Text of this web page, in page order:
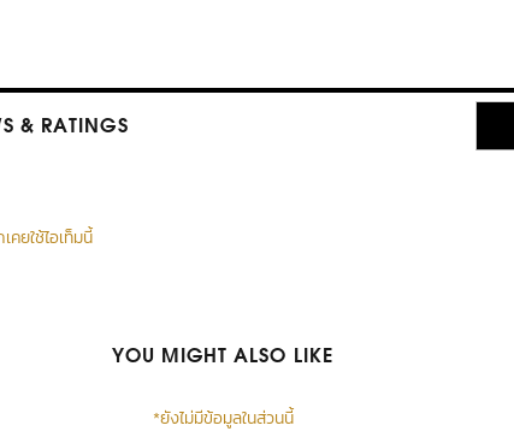
& RATINGS
คยใช้ไอเท็มนี้
YOU MIGHT ALSO LIKE
*ยังไม่มีข้อมูลในส่วนนี้